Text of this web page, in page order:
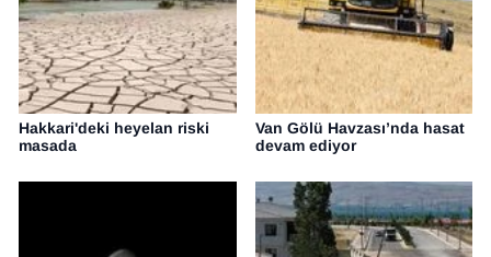
Hakkari'deki heyelan riski
masada
Van Gölü Havzası’nda hasat
devam ediyor